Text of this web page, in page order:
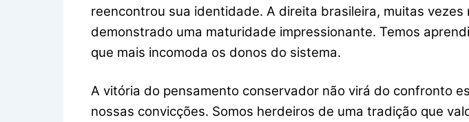
reencontrou sua identidade. A direita brasileira, muitas
demonstrado uma maturidade impressionante. Temos
que mais incomoda os donos do sistema.
A vitória do pensamento conservador não virá do confronto
nossas convicções. Somos herdeiros de uma tradição que